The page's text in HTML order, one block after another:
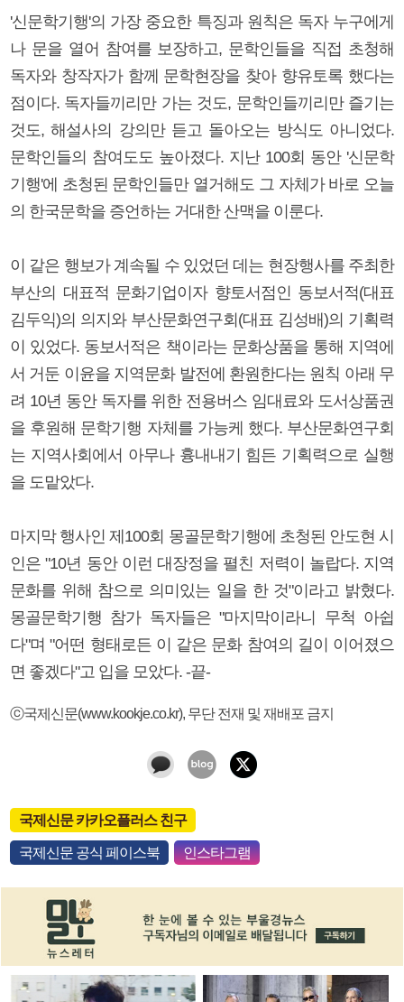
'신문학기행'의 가장 중요한 특징과 원칙은 독자 누구에게
나 문을 열어 참여를 보장하고, 문학인들을 직접 초청해
독자와 창작자가 함께 문학현장을 찾아 향유토록 했다는
점이다. 독자들끼리만 가는 것도, 문학인들끼리만 즐기는
것도, 해설사의 강의만 듣고 돌아오는 방식도 아니었다.
문학인들의 참여도도 높아졌다. 지난 100회 동안 '신문학
기행'에 초청된 문학인들만 열거해도 그 자체가 바로 오늘
의 한국문학을 증언하는 거대한 산맥을 이룬다.
이 같은 행보가 계속될 수 있었던 데는 현장행사를 주최한
부산의 대표적 문화기업이자 향토서점인 동보서적(대표
김두익)의 의지와 부산문화연구회(대표 김성배)의 기획력
이 있었다. 동보서적은 책이라는 문화상품을 통해 지역에
서 거둔 이윤을 지역문화 발전에 환원한다는 원칙 아래 무
려 10년 동안 독자를 위한 전용버스 임대료와 도서상품권
을 후원해 문학기행 자체를 가능케 했다. 부산문화연구회
는 지역사회에서 아무나 흉내내기 힘든 기획력으로 실행
을 도맡았다.
마지막 행사인 제100회 몽골문학기행에 초청된 안도현 시
인은 "10년 동안 이런 대장정을 펼친 저력이 놀랍다. 지역
문화를 위해 참으로 의미있는 일을 한 것"이라고 밝혔다.
몽골문학기행 참가 독자들은 "마지막이라니 무척 아쉽
다"며 "어떤 형태로든 이 같은 문화 참여의 길이 이어졌으
면 좋겠다"고 입을 모았다. -끝-
ⓒ국제신문(www.kookje.co.kr), 무단 전재 및 재배포 금지
국제신문 카카오플러스 친구
국제신문 공식 페이스북 인스타그램